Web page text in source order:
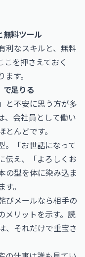
無料ツール
利なスキルと、無料
を押さえておく
す。
で足りる
と不安に思う方が多
、会社員として働い
んどです。
。「お世話になって
伝え、「よろしくお
の型を体に染み込ま
。
びメールなら相手の
メリットを示す。読
、それだけで重宝さ